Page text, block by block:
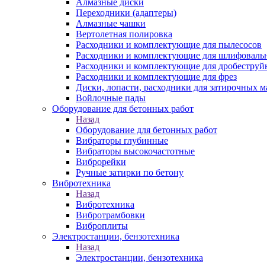
Алмазные диски
Переходники (адаптеры)
Алмазные чашки
Вертолетная полировка
Расходники и комплектующие для пылесосов
Расходники и комплектующие для
Расходники и комплектующие для
Расходники и комплектующие для фрез
Диски, лопасти, расходники для затирочных
Войлочные пады
Оборудование для бетонных работ
Назад
Оборудование для бетонных работ
Вибраторы глубинные
Вибраторы высокочастотные
Виброрейки
Ручные затирки по бетону
Вибротехника
Назад
Вибротехника
Вибротрамбовки
Виброплиты
Электростанции, бензотехника
Назад
Электростанции, бензотехника